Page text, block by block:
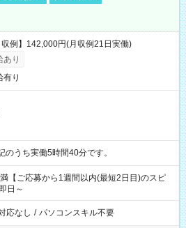
例】142,000円(月収例21日実働)
あり
有り
※表記のうち実働5時間40分です。
【ご応募から1週間以内(最短2日目)のスピ
日～
応なし / パソコンスキル不要